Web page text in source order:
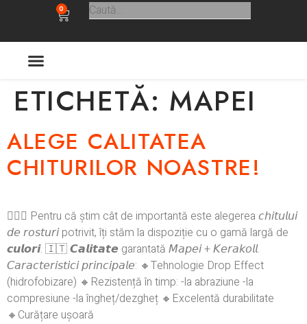
0
ETICHETĂ: MAPEI
ALEGE CALITATEA
CHITURILOR NOASTRE!
🙋🏻‍♂️ Pentru că știm cât de importantă este alegerea 𝘤𝘩𝘪𝘵𝘶𝘭𝘶𝘪
𝘥𝘦 𝘳𝘰𝘴𝘵𝘶𝘳𝘪 potrivit, îți stăm la dispoziție cu o gamă largă de
𝙘𝙪𝙡𝙤𝙧𝙞. 🇮🇹 𝘾𝙖𝙡𝙞𝙩𝙖𝙩𝙚 garantată 𝘔𝘢𝘱𝘦𝘪 + 𝘒𝘦𝘳𝘢𝘬𝘰𝘭𝘭.
𝘊𝘢𝘳𝘢𝘤𝘵𝘦𝘳𝘪𝘴𝘵𝘪𝘤𝘪 𝘱𝘳𝘪𝘯𝘤𝘪𝘱𝘢𝘭𝘦: 🔸Tehnologie Drop Effect
(hidrofobizare) 🔸Rezistență în timp: -la abraziune -la
compresiune -la îngheț/dezgheț 🔸Excelentă durabilitate
🔸Curățare ușoară